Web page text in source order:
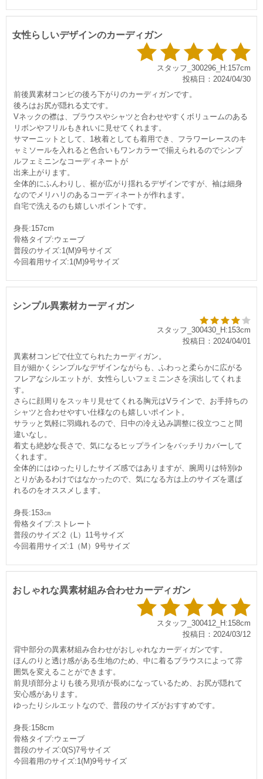
女性らしいデザインのカーディガン
スタッフ_300296_H:157cm
投稿日：2024/04/30
前後異素材コンビの後ろ下がりのカーディガンです。
後ろはお尻が隠れる丈です。
Vネックの襟は、ブラウスやシャツと合わせやすくボリュームのある
リボンやフリルもきれいに見せてくれます。
サマーニットとして、1枚着としても着用でき、フラワーレースのキ
ャミソールを入れると色合いもワンカラーで揃えられるのでシンプ
ルフェミニンなコーディネートが
出来上がります。
全体的にふんわりし、裾が広がり揺れるデザインですが、袖は細身
なのでメリハリのあるコーディネートが作れます。
自宅で洗えるのも嬉しいポイントです。
身長:157cm
骨格タイプ:ウェーブ
普段のサイズ:1(M)9号サイズ
今回着用サイズ:1(M)9号サイズ
シンプル異素材カーディガン
スタッフ_300430_H:153cm
投稿日：2024/04/01
異素材コンビで仕立てられたカーディガン。
目が細かくシンプルなデザインながらも、ふわっと柔らかに広がる
フレアなシルエットが、女性らしいフェミニンさを演出してくれま
す。
さらに顔周りをスッキリ見せてくれる胸元はVラインで、お手持ちの
シャツと合わせやすい仕様なのも嬉しいポイント。
サラッと気軽に羽織れるので、日中の冷え込み調整に役立つこと間
違いなし。
着丈も絶妙な長さで、気になるヒップラインをバッチリカバーして
くれます。
全体的にはゆったりしたサイズ感ではありますが、腕周りは特別ゆ
とりがあるわけではなかったので、気になる方は上のサイズを選ば
れるのをオススメします。
身長:153㎝
骨格タイプ:ストレート
普段のサイズ:2（L）11号サイズ
今回着用サイズ:1（M）9号サイズ
おしゃれな異素材組み合わせカーディガン
スタッフ_300412_H:158cm
投稿日：2024/03/12
背中部分の異素材組み合わせがおしゃれなカーディガンです。
ほんのりと透け感がある生地のため、中に着るブラウスによって雰
囲気を変えることができます。
前見頃部分よりも後ろ見頃が長めになっているため、お尻が隠れて
安心感があります。
ゆったりシルエットなので、普段のサイズがおすすめです。
身長:158cm
骨格タイプ:ウェーブ
普段のサイズ:0(S)7号サイズ
今回着用のサイズ:1(M)9号サイズ